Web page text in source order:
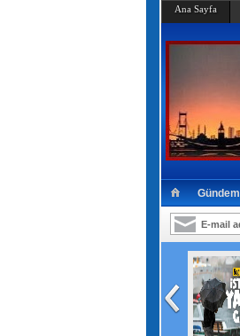
Ana Sayfa
Gündem
teklifinde 6 madde